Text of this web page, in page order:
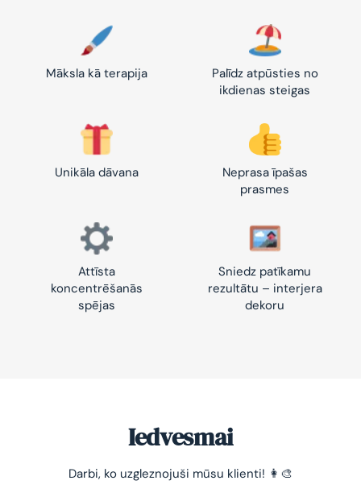
Māksla kā terapija
Palīdz atpūsties no
ikdienas steigas
Unikāla dāvana
Neprasa īpašas
prasmes
Attīsta
koncentrēšanās
spējas
Sniedz patīkamu
rezultātu – interjera
dekoru
Iedvesmai
Darbi, ko uzgleznojuši mūsu klienti! 👩‍🎨